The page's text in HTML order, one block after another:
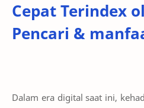
Cepat Terindex
Pencari &
Dalam era digital saat ini,